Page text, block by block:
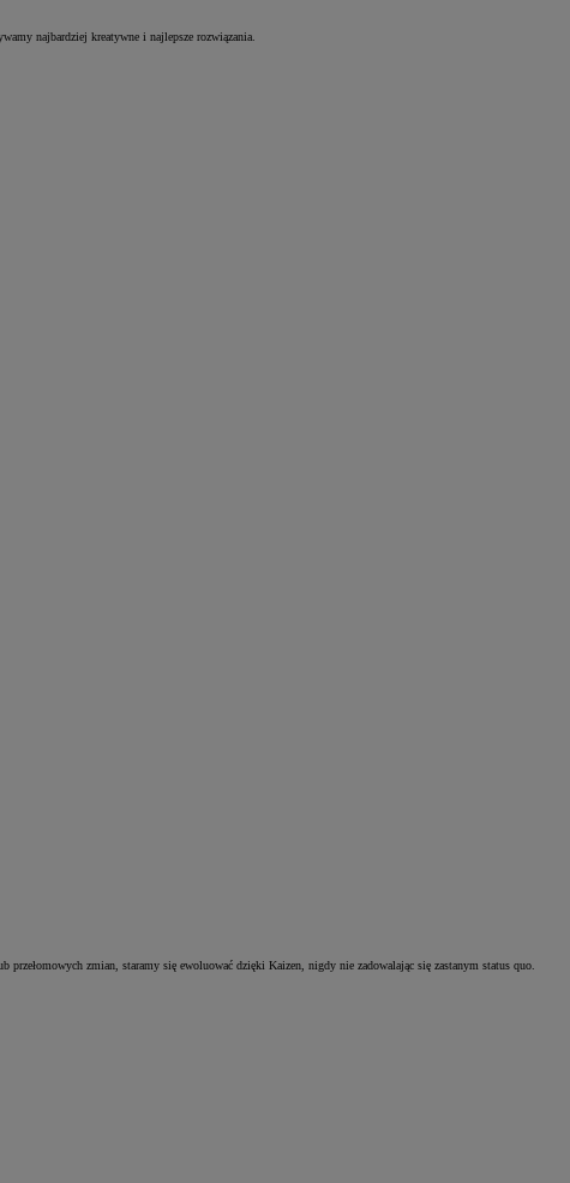
najbardziej kreatywne i najlepsze rozwiązania.
zmian, staramy się ewoluować dzięki Kaizen, nigdy nie zadowalając się zastanym status quo.